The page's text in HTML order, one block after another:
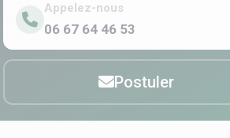
Appelez-nous
06 67 64 46 53
Postuler